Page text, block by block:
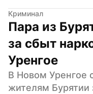
Криминал
Пара из
за сбыт
Уренгое
В Новом Уренгое
жителям Бурятии